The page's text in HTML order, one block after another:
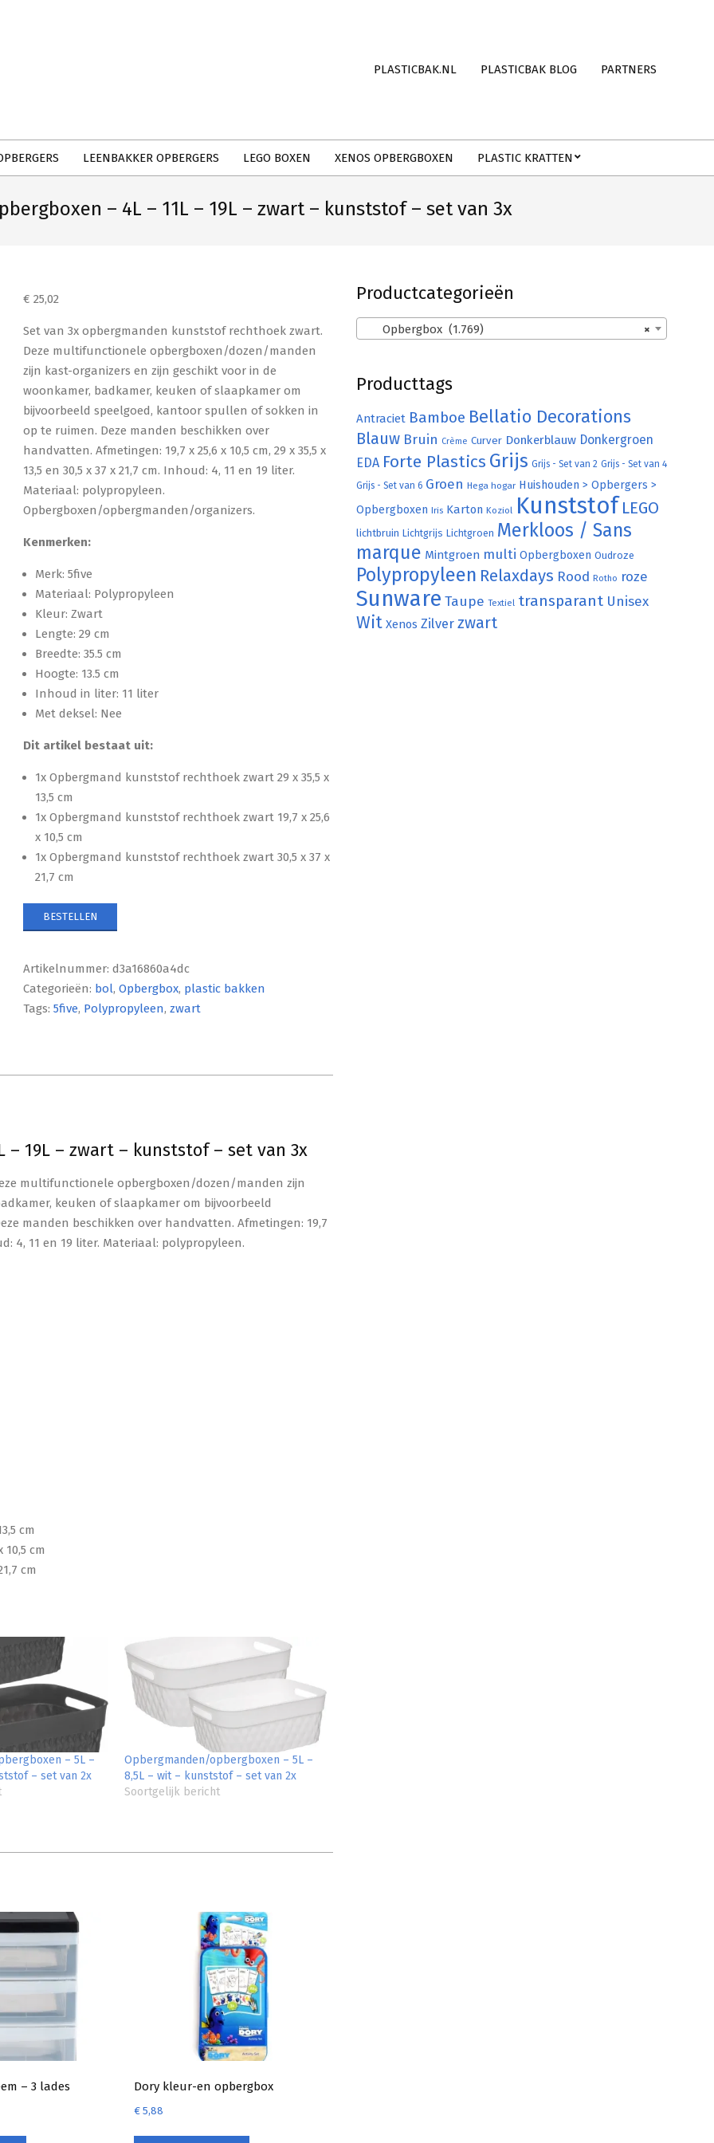
PLASTICBAK.NL PLASTICBAK BLOG PARTNERS
LEENBAKKER OPBERGERS LEGO BOXEN XENOS OPBERGBOXEN PLASTIC KRATTEN
– 4L – 11L – 19L – zwart – kunststof – set van 3x
€ 25,02
Set van 3x opbergmanden kunststof rechthoek zwart.
Deze multifunctionele opbergboxen/dozen/manden
zijn kast-organizers en zijn geschikt voor in de
woonkamer, badkamer, keuken of slaapkamer om
bijvoorbeeld speelgoed, kantoor spullen of sokken in
op te ruimen. Deze manden beschikken over
handvatten. Afmetingen: 19,7 x 25,6 x 10,5 cm, 29 x 35,5 x
13,5 en 30,5 x 37 x 21,7 cm. Inhoud: 4, 11 en 19 liter.
Materiaal: polypropyleen.
Opbergboxen/opbergmanden/organizers.
Kenmerken:
Merk: 5five
Materiaal: Polypropyleen
Kleur: Zwart
Lengte: 29 cm
Breedte: 35.5 cm
Hoogte: 13.5 cm
Inhoud in liter: 11 liter
Met deksel: Nee
Dit artikel bestaat uit:
1x Opbergmand kunststof rechthoek zwart 29 x 35,5 x
13,5 cm
1x Opbergmand kunststof rechthoek zwart 19,7 x 25,6
x 10,5 cm
1x Opbergmand kunststof rechthoek zwart 30,5 x 37 x
21,7 cm
BESTELLEN
Artikelnummer:d3a16860a4dc
Categorieën: bol,Opbergbox, plastic bakken
Tags:5five, Polypropyleen,zwart
– 19L – zwart – kunststof – set van 3x
multifunctionele opbergboxen/dozen/manden zijn
keuken of slaapkamer om bijvoorbeeld
manden beschikken over handvatten. Afmetingen: 19,7
4, 11 en 19 liter. Materiaal: polypropyleen.
cm
cm
cm
– 5L –
– set van 2x
Opbergmanden/opbergboxen – 5L –
8,5L – wit – kunststof – set van 2x
Soortgelijk bericht
– 3 lades Dory kleur-en opbergbox
€5,88
Productcategorieën
×
Opbergbox (1.769)
Producttags
Antraciet Bamboe Bellatio Decorations
Blauw Bruin Crème Curver Donkerblauw Donkergroen
EDA Forte Plastics Grijs Grijs - Set van 2 Grijs - Set van 4
Grijs - Set van 6 Groen Hega hogar Huishouden > Opbergers >
Opbergboxen Iris Karton Koziol Kunststof LEGO
lichtbruin Lichtgrijs Lichtgroen Merkloos / Sans
marque Mintgroen multi Opbergboxen Oudroze
Polypropyleen Relaxdays Rood Rotho roze
Sunware Taupe Textiel transparant Unisex
Wit Xenos Zilver zwart